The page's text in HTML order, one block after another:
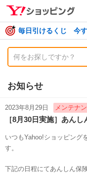
毎日引けるくじ 今
お知らせ
2023年8月29日 メンテナ
［8月30日実施］あん
いつもYahoo!ショッピング
す。
下記の日程にてあんしん保